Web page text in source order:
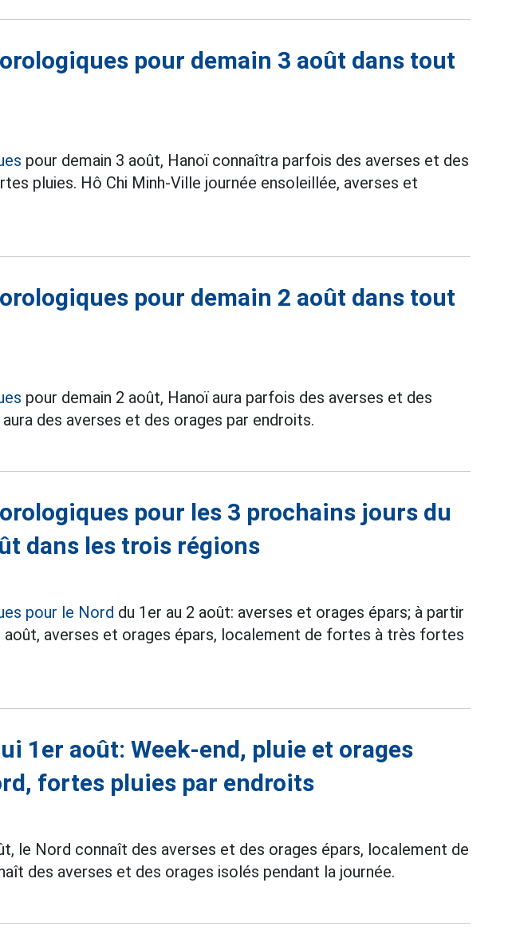
pour demain 3 août dans tout
pour demain 3 août, Hanoï connaîtra parfois des averses et des
pluies. Hô Chi Minh-Ville journée ensoleillée, averses et
pour demain 2 août dans tout
pour demain 2 août, Hanoï aura parfois des averses et des
des averses et des orages par endroits.
pour les 3 prochains jours du
dans les trois régions
pour le Nord du 1er au 2 août: averses et orages épars; à partir
août, averses et orages épars, localement de fortes à très fortes
1er août: Week-end, pluie et orages
fortes pluies par endroits
le Nord connaît des averses et des orages épars, localement de
des averses et des orages isolés pendant la journée.